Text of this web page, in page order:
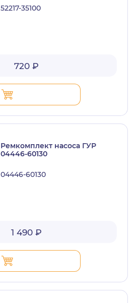
52217-35100
720 ₽
Ремкомплект насоса ГУР
04446-60130
04446-60130
1 490 ₽